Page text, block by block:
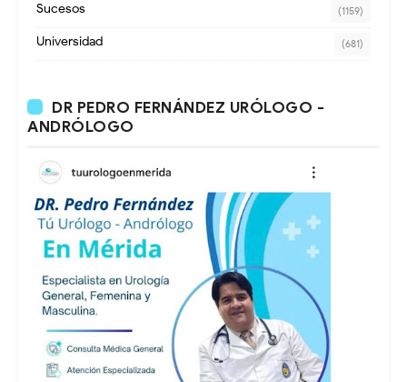
Sucesos (1159)
Universidad (681)
DR PEDRO FERNÁNDEZ URÓLOGO -
ANDRÓLOGO